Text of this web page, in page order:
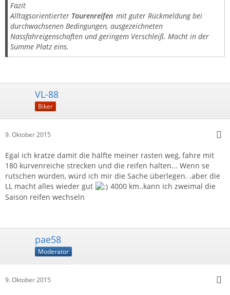
Fazit
Alltagsorientierter Tourenreifen mit guter Rückmeldung bei
durchwachsenen Bedingungen, ausgezeichneten
Nassfahreigenschaften und geringem Verschleiß. Macht in der
Summe Platz eins.
VL-88
Biker
9. Oktober 2015
Egal ich kratze damit die hälfte meiner rasten weg, fahre mit
180 kurvenreiche strecken und die reifen halten... Wenn se
rutschen würden, würd ich mir die Sache überlegen. .aber die
LL macht alles wieder gut
4000 km..kann ich zweimal die
Saison reifen wechseln
pae58
Moderator
9. Oktober 2015